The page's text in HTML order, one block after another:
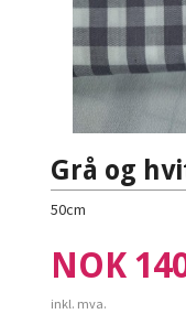
Grå og
50cm
Pris
NOK
inkl. mva.